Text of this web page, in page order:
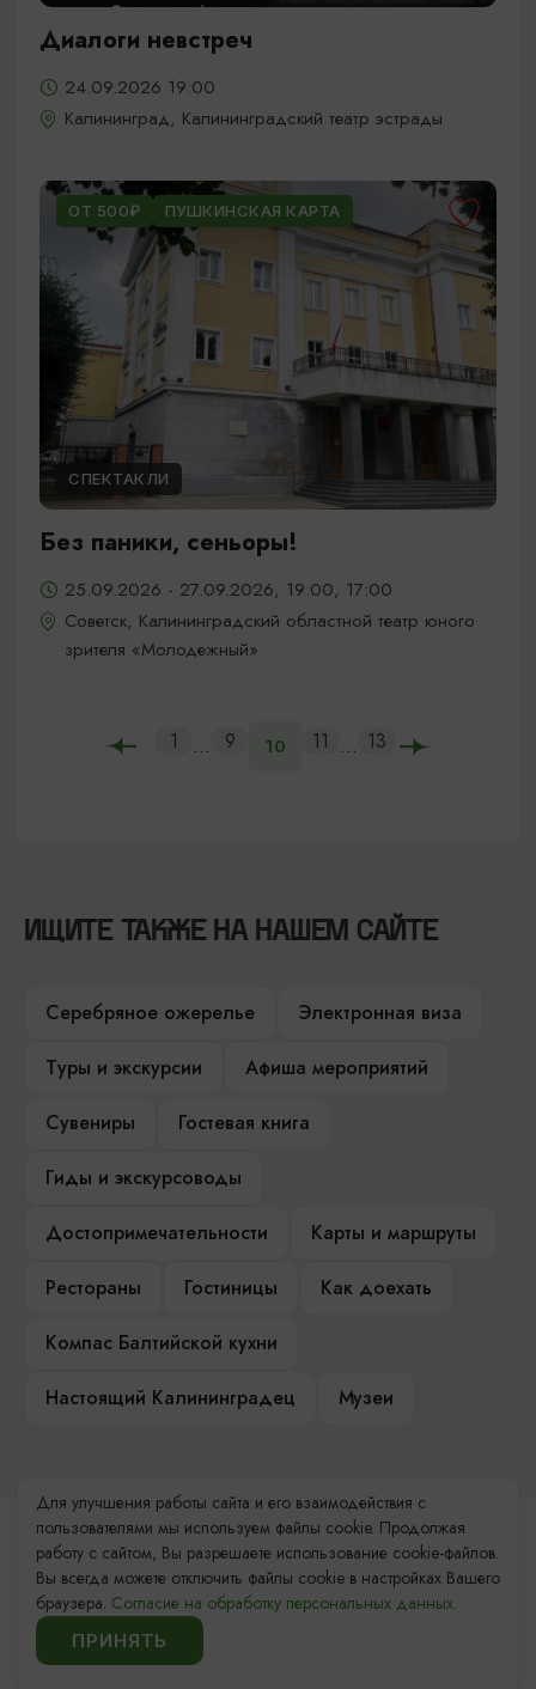
Диалоги невстреч
24.09.2026 19:00
Калининград, Калининградский театр эстрады
ОТ 500₽ ПУШКИНСКАЯ КАРТА
СПЕКТАКЛИ
Без паники, сеньоры!
25.09.2026 - 27.09.2026, 19:00, 17:00
Советск, Калининградский областной театр юного
зрителя «Молодежный»
1 ... 9 10 11 ... 13
ИЩИТЕ ТАКЖЕ НА НАШЕМ САЙТЕ
Серебряное ожерелье
Электронная виза
Туры и экскурсии
Афиша мероприятий
Сувениры
Гостевая книга
Гиды и экскурсоводы
Достопримечательности
Карты и маршруты
Рестораны
Гостиницы
Как доехать
Компас Балтийской кухни
Настоящий Калининградец
Музеи
Контакты Туристского
информационного центра
+7 (4012) 555-200
Для улучшения работы сайта и его взаимодействия с
пользователями мы используем файлы cookie. Продолжая
работу с сайтом, Вы разрешаете использование cookie-файлов.
Вы всегда можете отключить файлы cookie в настройках Вашего
браузера. Согласие на обработку персональных данных.
ПРИНЯТЬ